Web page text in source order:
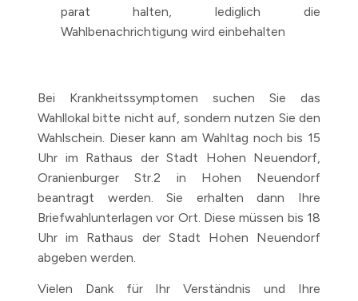
parat halten, lediglich die
Wahlbenachrichtigung wird einbehalten
Bei Krankheitssymptomen suchen Sie das
Wahllokal bitte nicht auf, sondern nutzen Sie den
Wahlschein. Dieser kann am Wahltag noch bis 15
Uhr im Rathaus der Stadt Hohen Neuendorf,
Oranienburger Str.2 in Hohen Neuendorf
beantragt werden. Sie erhalten dann Ihre
Briefwahlunterlagen vor Ort. Diese müssen bis 18
Uhr im Rathaus der Stadt Hohen Neuendorf
abgeben werden.
Vielen Dank für Ihr Verständnis und Ihre